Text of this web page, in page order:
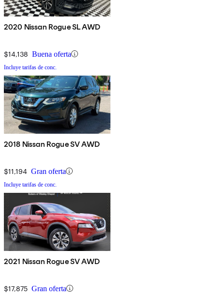
2020 Nissan Rogue SL AWD
$14,138 Buena oferta
Incluye tarifas de conc.
2018 Nissan Rogue SV AWD
$11,194 Gran oferta
Incluye tarifas de conc.
2021 Nissan Rogue SV AWD
$17,875 Gran oferta